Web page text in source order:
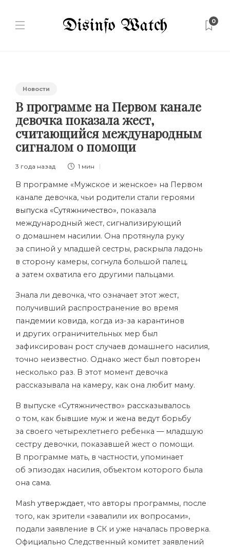
0
Новости
В программе на Первом канале
девочка показала жест,
считающийся международным
сигналом о помощи
3 года назад 1 мин
В программе «Мужское и женское» на Первом
канале девочка, чьи родители стали героями
выпуска «Сутяжничество», показала
международный жест, сигнализирующий
о домашнем насилии. Она протянула руку
за спиной у младшей сестры, раскрыла ладонь
в сторону камеры, согнула большой палец,
а затем охватила его другими пальцами.
Знала ли девочка, что означает этот жест,
получивший распространение во время
пандемии ковида, когда из-за карантинов
и других ограничительных мер был
зафиксирован рост случаев домашнего насилия,
точно неизвестно. Однако жест был повторен
несколько раз. В этот момент девочка
рассказывала на камеру, как она любит маму.
В выпуске «Сутяжничество» рассказывалось
о том, как бывшие муж и жена ведут борьбу
за своего четырехлетнего ребенка — младшую
сестру девочки, показавшей жест о помощи.
В программе мать, в частности, упоминает
об эпизодах насилия, объектом которого была
она сама.
Mash утверждает, что авторы программы, после
того, как зрители «завалили их вопросами»,
подали заявление в СК и уже началась проверка.
Официально Следственный комитет заявлений